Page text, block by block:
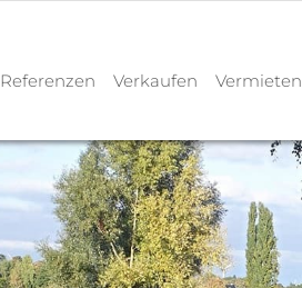
Referenzen Verkaufen Vermieten